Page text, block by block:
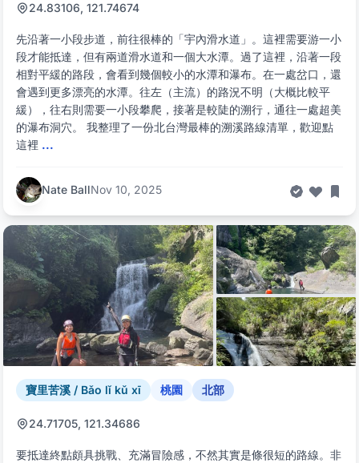
24.83106, 121.74674
先沿著一小段步道，前往很棒的「宇內滑水道」。這裡需要游一小
段才能抵達，但有兩道滑水道和一個大水潭。過了這裡，沿著一段
相對平緩的路段，會看到幾個較小的水潭和瀑布。在一處岔口，還
會遇到更多漂亮的水潭。往左（主流）的路況不明（大概比較平
緩），往右則需要一小段攀爬，接著是較陡的溯行，通往一處超美
的瀑布洞穴。 我整理了一份北台灣最棒的溯溪路線清單，歡迎點
這裡 ...
Nate BallNov 10, 2025
寶里苦溪 / Bǎo lǐ kǔ xī 桃園 北部
24.71705, 121.34686
要抵達終點頗具挑戰、充滿冒險感，不然其實是條很短的路線。非